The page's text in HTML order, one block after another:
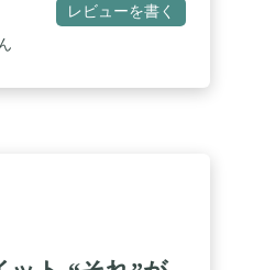
レビューを書く